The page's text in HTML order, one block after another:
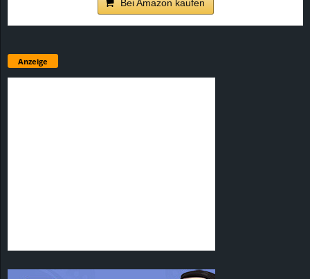
Bei Amazon kaufen
Anzeige